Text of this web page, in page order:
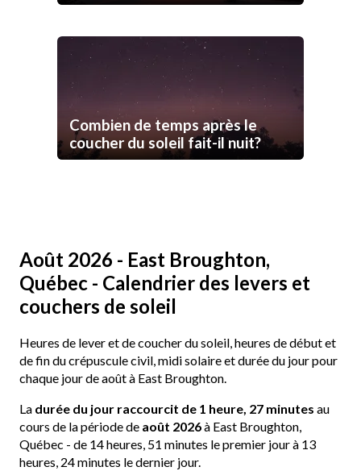
Combien de temps après le
coucher du soleil fait-il nuit?
Août 2026 - East Broughton,
Québec - Calendrier des levers et
couchers de soleil
Heures de lever et de coucher du soleil, heures de début et
de fin du crépuscule civil, midi solaire et durée du jour pour
chaque jour de août à East Broughton.
La durée du jour raccourcit de 1 heure, 27 minutes au
cours de la période de août 2026à East Broughton,
Québec - de 14 heures, 51 minutes le premier jour à 13
heures, 24 minutes le dernier jour.